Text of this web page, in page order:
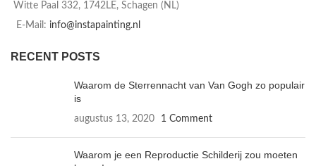
Witte Paal 332, 1742LE, Schagen (NL)
E-Mail: info@instapainting.nl
RECENT POSTS
Waarom de Sterrennacht van Van Gogh zo populair
is
augustus 13, 2020 1 Comment
Waarom je een Reproductie Schilderij zou moeten